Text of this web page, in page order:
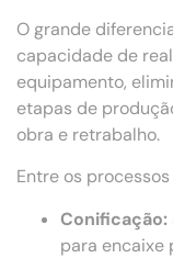
O grande
capacidade de
equipamento,
etapas de
obra e retrabalho.
Entre os
Conificação:
para encaixe